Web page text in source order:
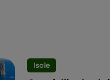
Isole